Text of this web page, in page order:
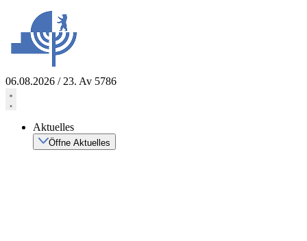
springen
06.08.2026 / 23. Av 5786
Aktuelles
Öffne Aktuelles